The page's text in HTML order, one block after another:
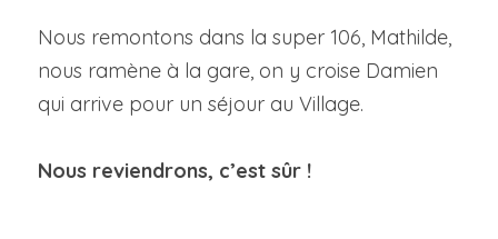
Nous remontons dans la super 106, Mathilde,
nous ramène à la gare, on y croise Damien
qui arrive pour un séjour au Village.
Nous reviendrons, c’est sûr !